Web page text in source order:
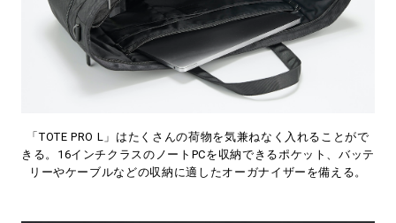
「TOTE PRO L」はたくさんの荷物を気兼ねなく入れることがで
きる。16インチクラスのノートPCを収納できるポケット、バッテ
リーやケーブルなどの収納に適したオーガナイザーを備える。